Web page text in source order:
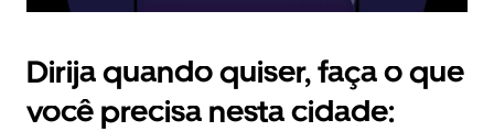
Dirija quando quiser, faça o que
você precisa nesta cidade: